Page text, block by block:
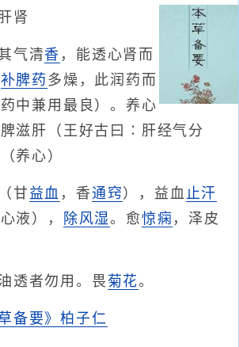
肾
气清香 ，能透心肾而
补脾药 多燥，此润药而
中兼用最良）。养心
滋肝（王好古曰∶肝经气分
养心）
（甘益血 ，香通窍 ），益血 止汗
液），
除风湿。愈惊痫 ，泽皮
透者勿用。畏菊花。
备要》柏子仁